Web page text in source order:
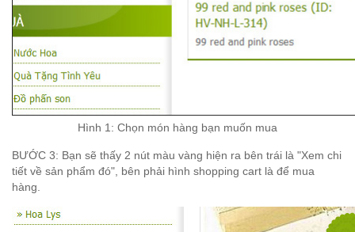
Hình 1: Chọn món hàng bạn muốn mua
BƯỚC 3: Bạn sẽ thấy 2 nút màu vàng hiện ra bên trái là "Xem chi
tiết về sản phẩm đó", bên phải hình shopping cart là để mua
hàng.